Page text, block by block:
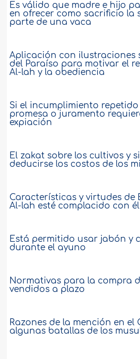
Es válido que madre e hijo
en ofrecer como sacrificio la
parte de una vaca
Aplicación con ilustraciones
del Paraíso para motivar el
Al-lah y la obediencia
Si el incumplimiento
promesa o juramento
expiación
El zakat sobre los cultivos y
deducirse los costos de los
Características y virtudes de
Al-lah esté complacido con él
Está permitido usar jabón y
durante el ayuno
Normativas para la compra
vendidos a plazo
Razones de la mención en el
algunas batallas de los